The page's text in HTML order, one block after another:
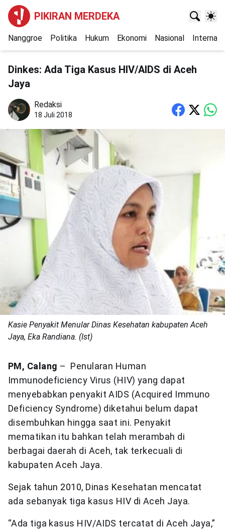
PIKIRAN MERDEKA
Nanggroe Politika Hukum Ekonomi Nasional
Dinkes: Ada Tiga Kasus HIV/AIDS di Aceh
Jaya
Redaksi
18 Juli 2018
Kasie Penyakit Menular Dinas Kesehatan kabupaten Aceh
Jaya, Eka Randiana. (Ist)
PM, Calang – Penularan Human
Immunodeficiency Virus (HIV) yang dapat
menyebabkan penyakit AIDS (Acquired Immuno
Deficiency Syndrome) diketahui belum dapat
disembuhkan hingga saat ini. Penyakit
mematikan itu bahkan telah merambah di
berbagai daerah di Aceh, tak terkecuali di
kabupaten Aceh Jaya.
Sejak tahun 2010, Dinas Kesehatan mencatat
ada sebanyak tiga kasus HIV di Aceh Jaya.
“Ada tiga kasus HIV/AIDS tercatat di Aceh Jaya,”